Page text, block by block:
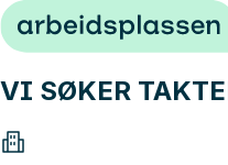
Hopp til innhold
VI SØKER